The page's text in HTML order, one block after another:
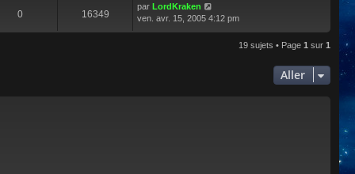
0 16349
par LordKraken
ven. avr. 15, 2005 4:12 pm
19 sujets • Page 1 sur 1
Aller